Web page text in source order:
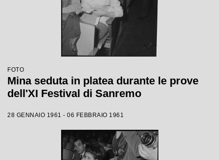
FOTO
Mina seduta in platea durante le prove
dell'XI Festival di Sanremo
28 GENNAIO 1961 - 06 FEBBRAIO 1961